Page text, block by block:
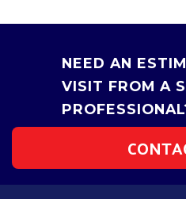
NEED AN
VISIT FROM A